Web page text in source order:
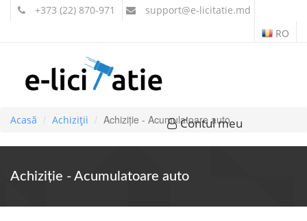
+373 (22) 870-971 support@e-licitatie.md
RO
Contul meu
Acasă Achiziții Achiziție - Acumulatoare auto
Achiziție - Acumulatoare auto